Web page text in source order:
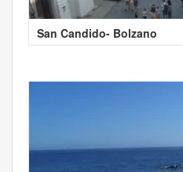
San Candido- Bolzano